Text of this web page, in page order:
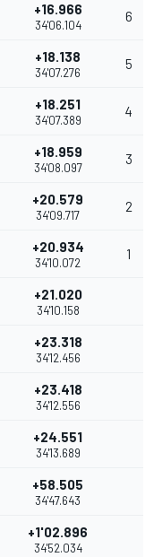
+16.966
34'06.104
6
+18.138
34'07.276
5
+18.251
34'07.389
4
+18.959
34'08.097
3
+20.579
34'09.717
2
+20.934
34'10.072
1
+21.020
34'10.158
+23.318
34'12.456
+23.418
34'12.556
+24.551
34'13.689
+58.505
34'47.643
+1'02.896
34'52.034